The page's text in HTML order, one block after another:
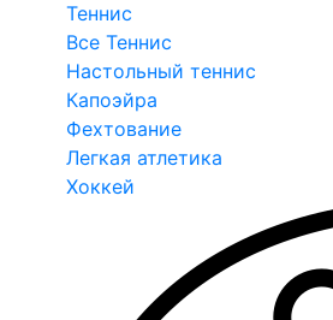
Теннис
Все Теннис
Настольный теннис
Капоэйра
Фехтование
Легкая атлетика
Хоккей